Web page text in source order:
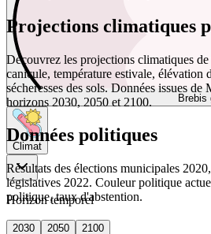
Brebis
Climat
Horizon temporel
2030 2050
2100
Projections climatiques
Découvrez les projections climatiques
canicule, température estivale, élévation
sécheresses des sols. Données issues
horizons 2030, 2050 et 2100.
Données politiques
Résultats des élections municipales
législatives 2022. Couleur politique
politique, taux d'abstention.